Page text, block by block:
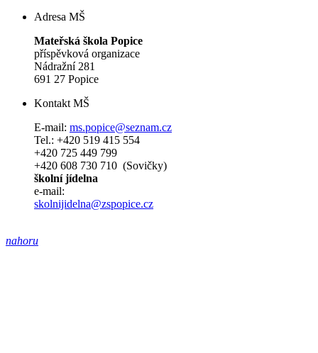
Adresa MŠ
Mateřská škola Popice
příspěvková organizace
Nádražní 281
691 27 Popice
Kontakt MŠ
E-mail: ms.popice@seznam.cz
Tel.: +420 519 415 554
+420 725 449 799
+420 608 730 710 (Sovičky)
školní jídelna
e-mail:
skolnijidelna@zspopice.cz
nahoru